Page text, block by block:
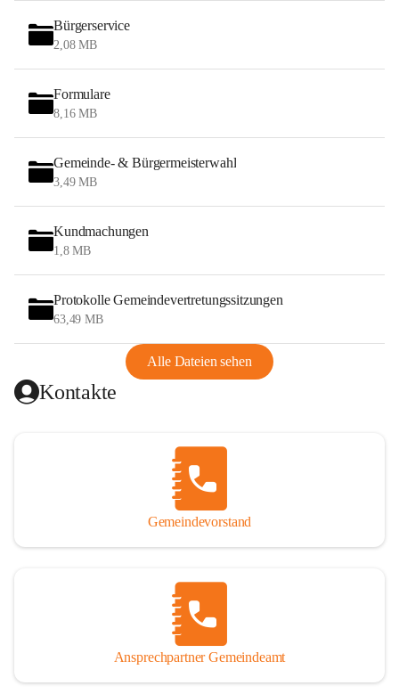
Bürgerservice
2,08 MB
Formulare
8,16 MB
Gemeinde- & Bürgermeisterwahl
3,49 MB
Kundmachungen
1,8 MB
Protokolle Gemeindevertretungssitzungen
63,49 MB
Alle Dateien sehen
Kontakte
Gemeindevorstand
Ansprechpartner Gemeindeamt